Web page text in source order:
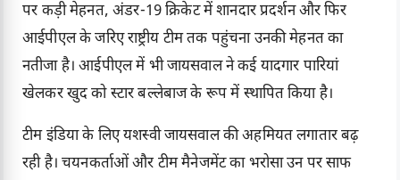
पर कड़ी मेहनत,अंडर-19 क्रिकेटमें शानदार प्रदर्शन और फिर
आईपीएल के जरिए राष्ट्रीय टीम तक पहुंचना उनकी मेहनत का
नतीजा है। आईपीएल में भी जायसवाल ने कई यादगार पारियां
खेलकर खुद को स्टार बल्लेबाज के रूप में स्थापित किया है।
टीम इंडिया के लिए यशस्वी जायसवाल की अहमियत लगातार बढ़
रही है। चयनकर्ताओं और टीम मैनेजमेंट का भरोसा उन पर साफ